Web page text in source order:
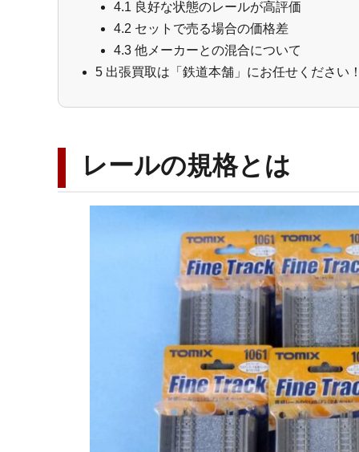
4.1 良好な状態のレールが高評価
4.2 セットで売る場合の価格差
4.3他メーカーとの混合について
5 出張買取は「鉄道本舗」にお任せください
レールの規格とは